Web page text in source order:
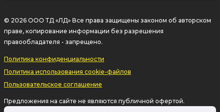
© 2026 ООО ТД «ЛД» Все права защищены законом об авторском
праве, копирование информации без разрешения
правообладателя - запрещено.
Политика конфиденциальности
Политика использования cookie-файлов
Пользовательское соглашение
Предложения на сайте не являются публичной офертой.